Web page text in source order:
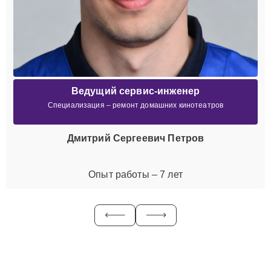
Ведущий сервис-инженер
Специализация – ремонт домашних кинотеатров
Дмитрий Сергеевич Петров
Опыт работы – 7 лет